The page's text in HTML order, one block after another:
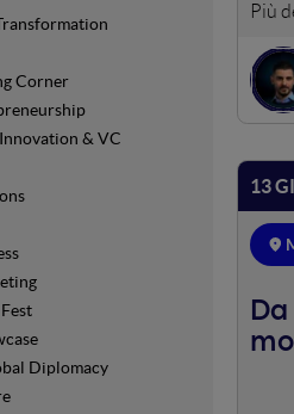
Corner
& VC
Diplomacy
Le
e
13